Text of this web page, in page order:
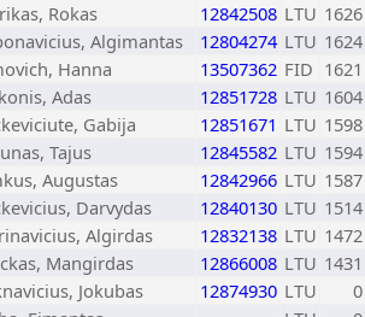
Rokas 12842508 LTU 1626
Algimantas 12804274 LTU 1624
Hanna 13507362 FID 1621
Adas 12851728 LTU 1604
Gabija 12851671 LTU 1598
Tajus 12845582 LTU 1594
Augustas 12842966 LTU 1587
Darvydas 12840130 LTU 1514
Algirdas 12832138 LTU 1472
Mangirdas 12866008 LTU 1431
Jokubas 12874930 LTU
0